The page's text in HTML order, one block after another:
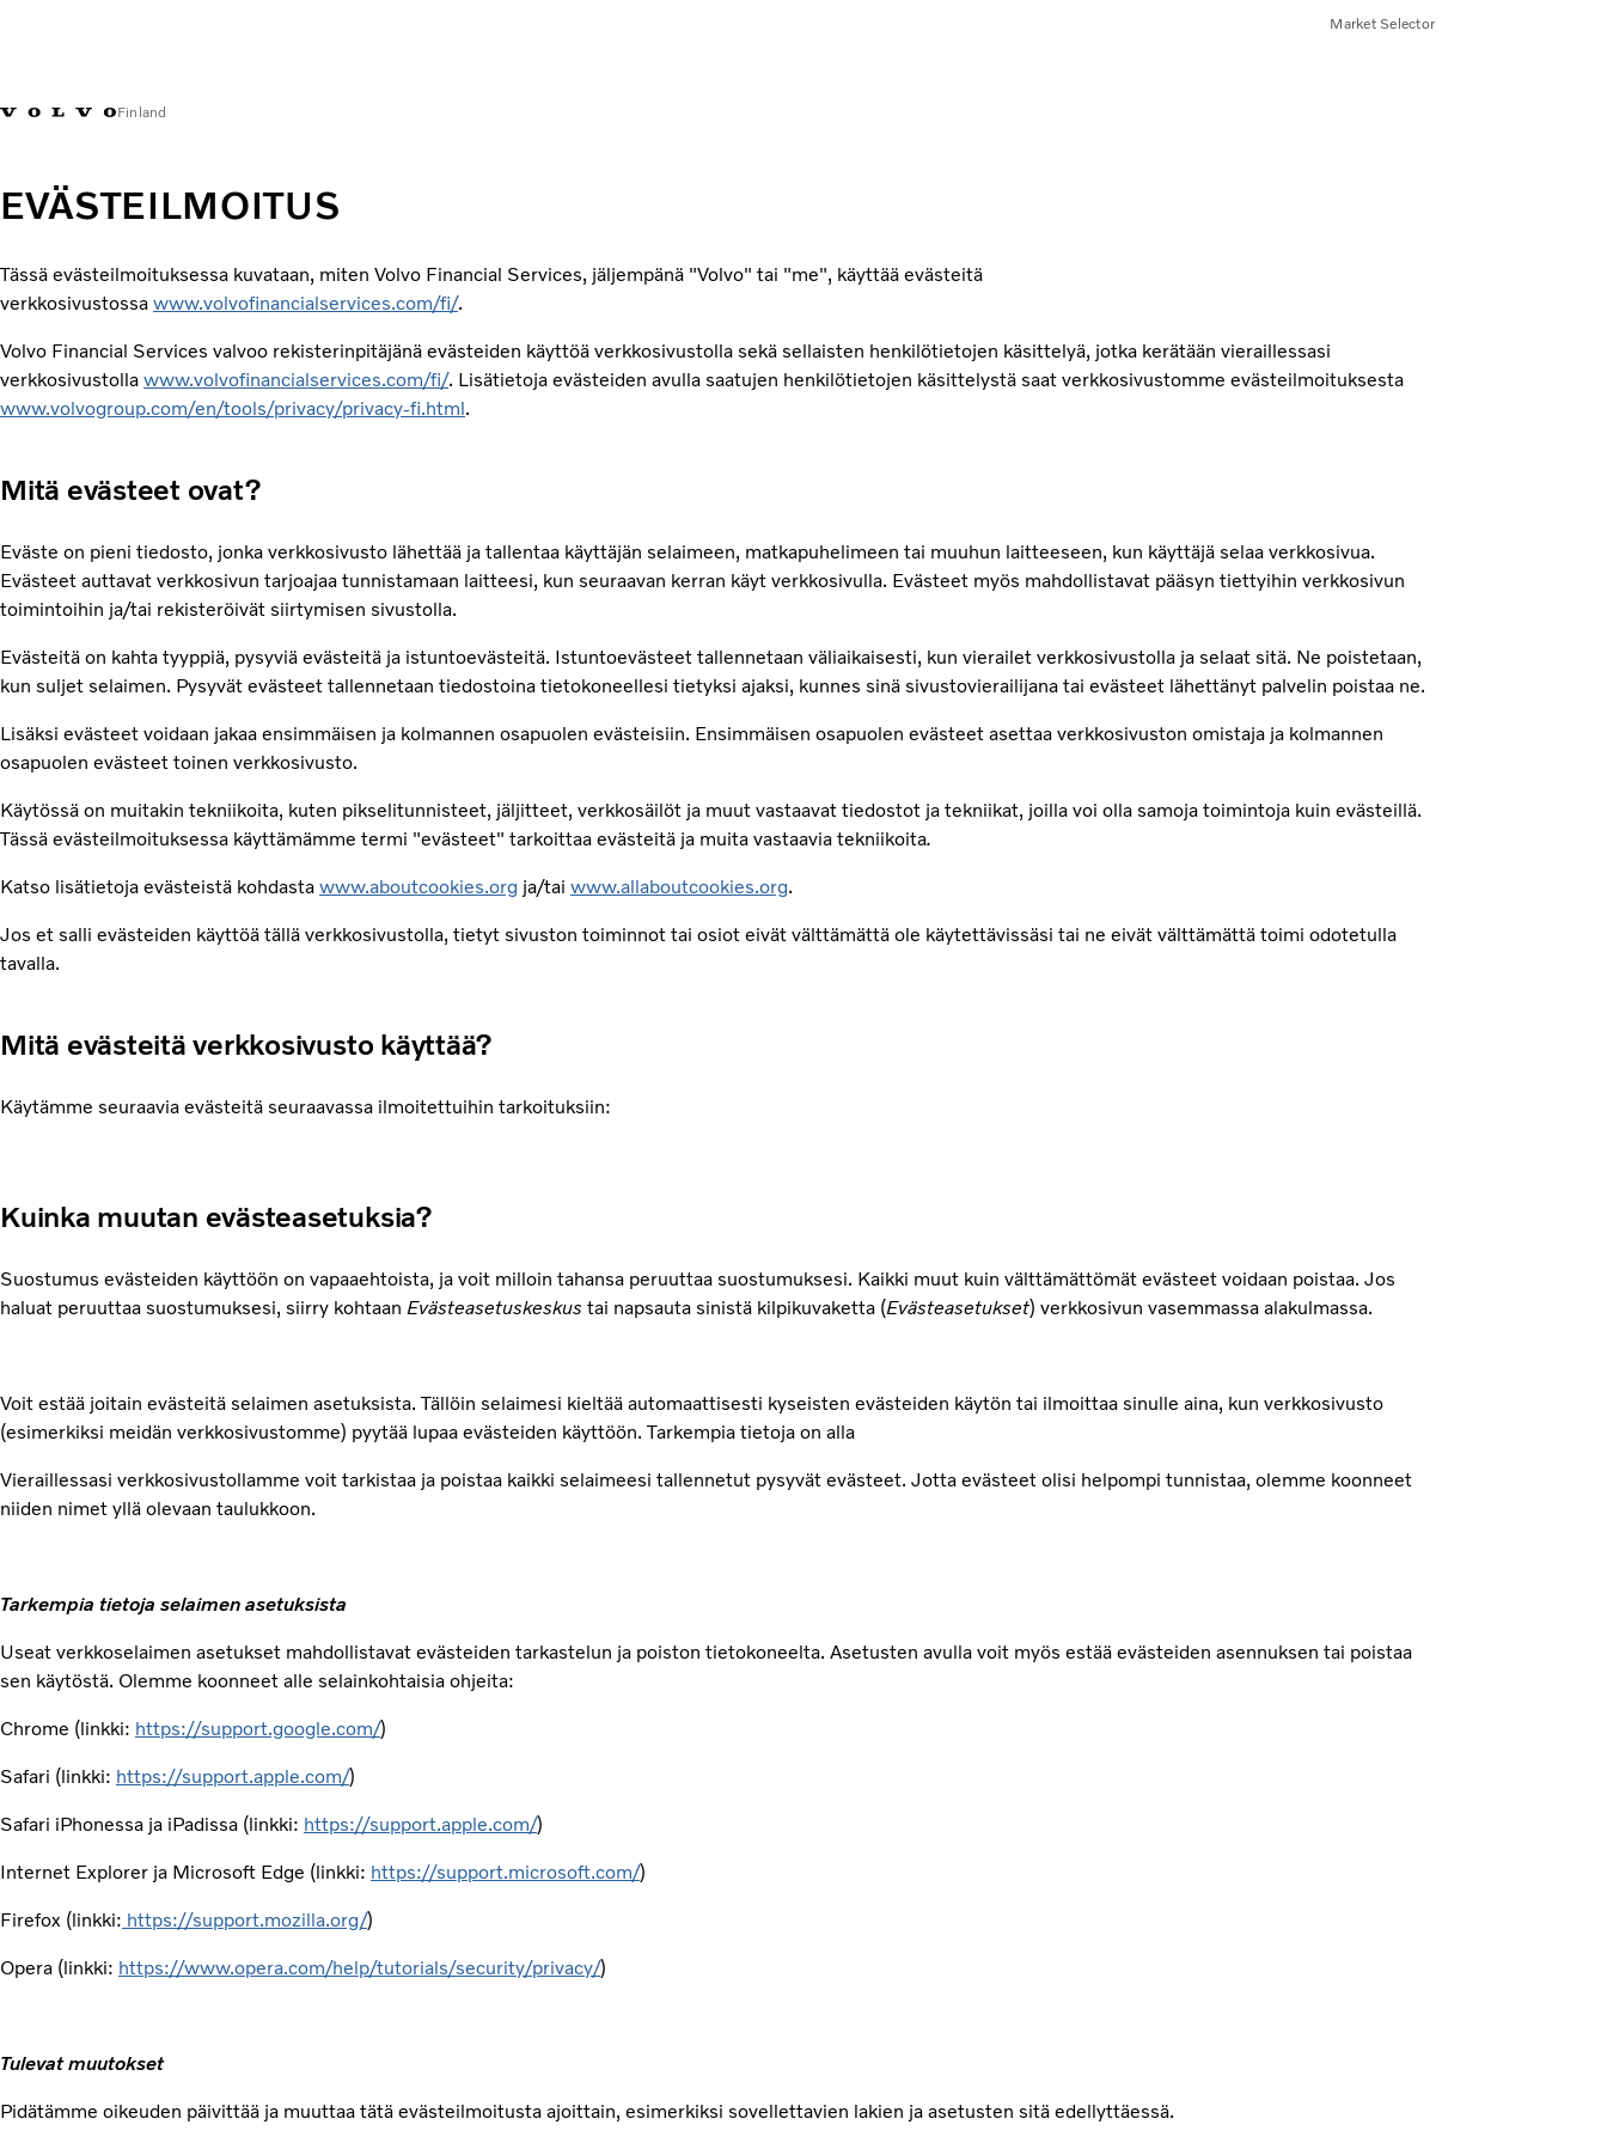
Finland
Market Selector
EVÄSTEILMOITUS
Tässä evästeilmoituksessa kuvataan, miten Volvo Financial Services, jäljempänä "Volvo" tai "me", käyttää evästeitä
verkkosivustossa www.volvofinancialservices.com/fi/.
Volvo Financial Services valvoo rekisterinpitäjänä evästeiden käyttöä verkkosivustolla sekä sellaisten henkilötietojen käsittelyä, jotka kerätään vieraillessasi
verkkosivustolla www.volvofinancialservices.com/fi/. Lisätietoja evästeiden avulla saatujen henkilötietojen käsittelystä saat verkkosivustomme evästeilmoituksesta
www.volvogroup.com/en/tools/privacy/privacy-fi.html.
Mitä evästeet ovat?
Eväste on pieni tiedosto, jonka verkkosivusto lähettää ja tallentaa käyttäjän selaimeen, matkapuhelimeen tai muuhun laitteeseen, kun käyttäjä selaa verkkosivua.
Evästeet auttavat verkkosivun tarjoajaa tunnistamaan laitteesi, kun seuraavan kerran käyt verkkosivulla. Evästeet myös mahdollistavat pääsyn tiettyihin verkkosivun
toimintoihin ja/tai rekisteröivät siirtymisen sivustolla.
Evästeitä on kahta tyyppiä, pysyviä evästeitä ja istuntoevästeitä. Istuntoevästeet tallennetaan väliaikaisesti, kun vierailet verkkosivustolla ja selaat sitä. Ne poistetaan,
kun suljet selaimen. Pysyvät evästeet tallennetaan tiedostoina tietokoneellesi tietyksi ajaksi, kunnes sinä sivustovierailijana tai evästeet lähettänyt palvelin poistaa ne.
Lisäksi evästeet voidaan jakaa ensimmäisen ja kolmannen osapuolen evästeisiin. Ensimmäisen osapuolen evästeet asettaa verkkosivuston omistaja ja kolmannen
osapuolen evästeet toinen verkkosivusto.
Käytössä on muitakin tekniikoita, kuten pikselitunnisteet, jäljitteet, verkkosäilöt ja muut vastaavat tiedostot ja tekniikat, joilla voi olla samoja toimintoja kuin evästeillä.
Tässä evästeilmoituksessa käyttämämme termi "evästeet" tarkoittaa evästeitä ja muita vastaavia tekniikoita.
Katso lisätietoja evästeistä kohdasta www.aboutcookies.org ja/tai www.allaboutcookies.org.
Jos et salli evästeiden käyttöä tällä verkkosivustolla, tietyt sivuston toiminnot tai osiot eivät välttämättä ole käytettävissäsi tai ne eivät välttämättä toimi odotetulla
tavalla.
Mitä evästeitä verkkosivusto käyttää?
Käytämme seuraavia evästeitä seuraavassa ilmoitettuihin tarkoituksiin:
Kuinka muutan evästeasetuksia?
Suostumus evästeiden käyttöön on vapaaehtoista, ja voit milloin tahansa peruuttaa suostumuksesi. Kaikki muut kuin välttämättömät evästeet voidaan poistaa. Jos
haluat peruuttaa suostumuksesi, siirry kohtaan Evästeasetuskeskus tai napsauta sinistä kilpikuvaketta (Evästeasetukset) verkkosivun vasemmassa alakulmassa.
Voit estää joitain evästeitä selaimen asetuksista. Tällöin selaimesi kieltää automaattisesti kyseisten evästeiden käytön tai ilmoittaa sinulle aina, kun verkkosivusto
(esimerkiksi meidän verkkosivustomme) pyytää lupaa evästeiden käyttöön. Tarkempia tietoja on alla
Vieraillessasi verkkosivustollamme voit tarkistaa ja poistaa kaikki selaimeesi tallennetut pysyvät evästeet. Jotta evästeet olisi helpompi tunnistaa, olemme koonneet
niiden nimet yllä olevaan taulukkoon.
Tarkempia tietoja selaimen asetuksista
Useat verkkoselaimen asetukset mahdollistavat evästeiden tarkastelun ja poiston tietokoneelta. Asetusten avulla voit myös estää evästeiden asennuksen tai poistaa
sen käytöstä. Olemme koonneet alle selainkohtaisia ohjeita:
Chrome (linkki: https://support.google.com/)
Safari (linkki: https://support.apple.com/)
Safari iPhonessa ja iPadissa (linkki: https://support.apple.com/)
Internet Explorer ja Microsoft Edge (linkki: https://support.microsoft.com/)
Firefox (linkki: https://support.mozilla.org/)
Opera (linkki: https://www.opera.com/help/tutorials/security/privacy/)
Tulevat muutokset
Pidätämme oikeuden päivittää ja muuttaa tätä evästeilmoitusta ajoittain, esimerkiksi sovellettavien lakien ja asetusten sitä edellyttäessä.